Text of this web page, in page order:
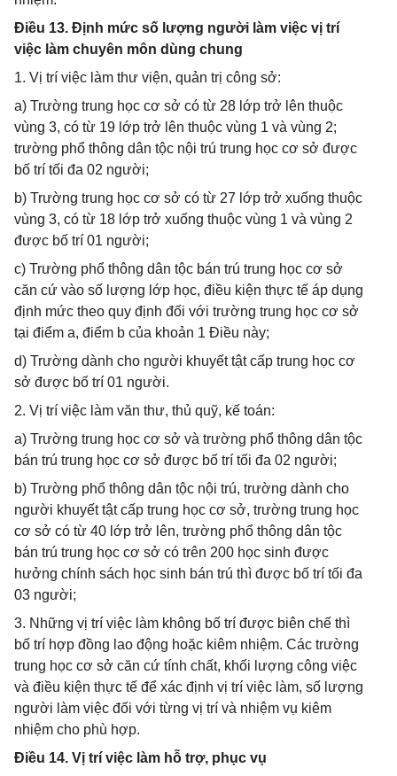
Điều 13. Định mức số lượng người làm việc vị trí
việc làm chuyên môn dùng chung
1. Vị trí việc làm thư viện, quản trị công sở:
a) Trường trung học cơ sở có từ 28 lớp trở lên thuộc
vùng 3, có từ 19 lớp trở lên thuộc vùng 1 và vùng 2;
trường phổ thông dân tộc nội trú trung học cơ sở được
bố trí tối đa 02 người;
b) Trường trung học cơ sở có từ 27 lớp trở xuống thuộc
vùng 3, có từ 18 lớp trở xuống thuộc vùng 1 và vùng 2
được bố trí 01 người;
c) Trường phổ thông dân tộc bán trú trung học cơ sở
căn cứ vào số lượng lớp học, điều kiện thực tế áp dụng
định mức theo quy định đối với trường trung học cơ sở
tại điểm a, điểm b của khoản 1 Điều này;
d) Trường dành cho người khuyết tật cấp trung học cơ
sở được bố trí 01 người.
2. Vị trí việc làm văn thư, thủ quỹ, kế toán:
a) Trường trung học cơ sở và trường phổ thông dân tộc
bán trú trung học cơ sở được bố trí tối đa 02 người;
b) Trường phổ thông dân tộc nội trú, trường dành cho
người khuyết tật cấp trung học cơ sở, trường trung học
cơ sở có từ 40 lớp trở lên, trường phổ thông dân tộc
bán trú trung học cơ sở có trên 200 học sinh được
hưởng chính sách học sinh bán trú thì được bố trí tối đa
03 người;
3. Những vị trí việc làm không bố trí được biên chế thì
bố trí hợp đồng lao động hoặc kiêm nhiệm. Các trường
trung học cơ sở căn cứ tính chất, khối lượng công việc
và điều kiện thực tế để xác định vị trí việc làm, số lượng
người làm việc đối với từng vị trí và nhiệm vụ kiêm
nhiệm cho phù hợp.
Điều 14. Vị trí việc làm hỗ trợ, phục vụ